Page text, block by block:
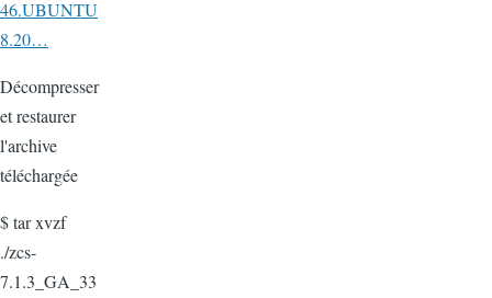
46.UBUNTU
8.20…
Décompresser
et restaurer
l'archive
téléchargée
$ tar xvzf
./zcs-
7.1.3_GA_33